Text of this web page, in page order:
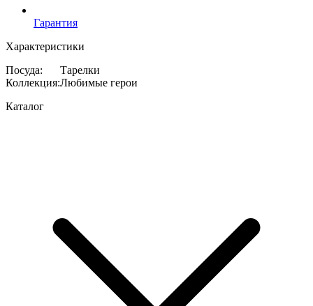
Гарантия
Характеристики
Посуда:
Тарелки
Коллекция:Любимые герои
Каталог